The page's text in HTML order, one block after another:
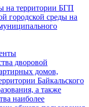
на территории БГП
городской среды на
дворовой
домов,
Байкальского
а также
наиболее